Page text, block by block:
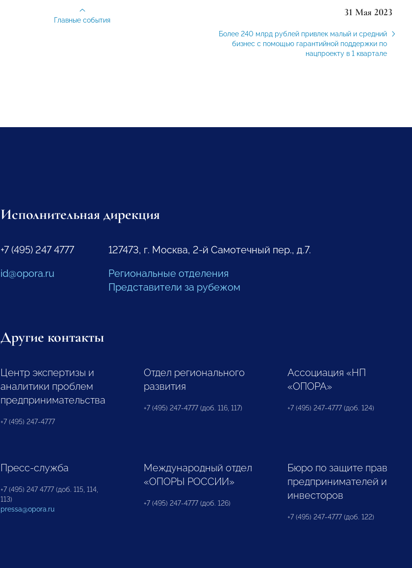
31 Мая 2023
Более 240 млрд рублей привлек малый и средний
бизнес с помощью гарантийной поддержки по
нацпроекту в 1 квартале
Главные события
Исполнительная дирекция
+7 (495) 247 4777
id@opora.ru
127473, г. Москва, 2-й Самотечный пер., д.7.
Региональные отделения
Представители за рубежом
Другие контакты
Центр экспертизы и
аналитики проблем
предпринимательства
+7 (495) 247-4777
Отдел регионального
развития
+7 (495) 247-4777 (доб. 116, 117)
Ассоциация «НП
«ОПОРА»
+7 (495) 247-4777 (доб. 124)
Пресс-служба
+7 (495) 247 4777 (доб. 115, 114,
113)
pressa@opora.ru
Международный отдел
«ОПОРЫ РОССИИ»
+7 (495) 247-4777 (доб. 126)
Бюро по защите прав
предпринимателей и
инвесторов
+7 (495) 247-4777 (доб. 122)